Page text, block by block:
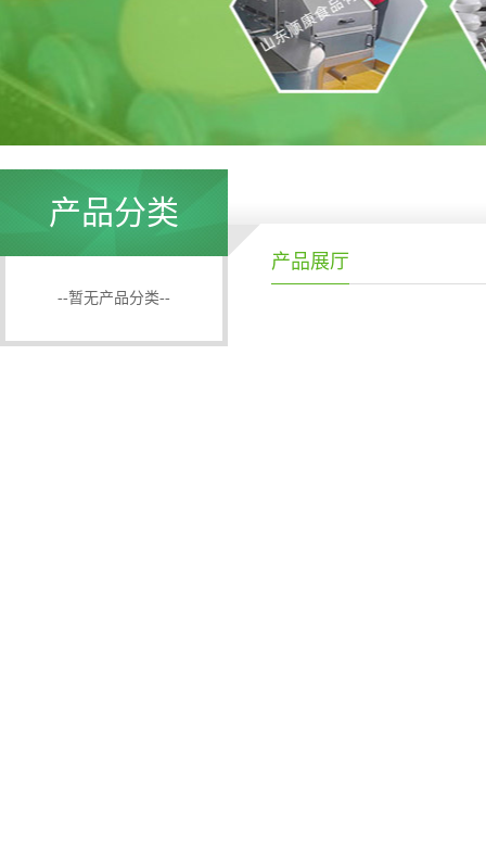
产品分类
--暂无产品分类--
产品展厅